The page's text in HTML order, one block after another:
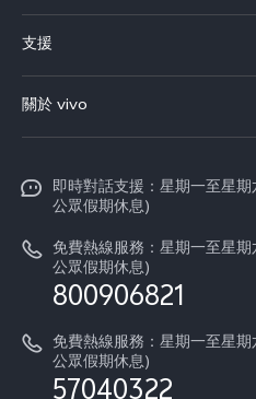
X300
Y21d
V60
支援
服務中心
Funtouch OS
系統升級
零配件價格查詢
IMEI 碼驗證
維修進度
關於 vivo
新聞資訊
vivo工作
法律聲明
關於我們
vivo 私隱中心
即時對話支援：星期一至星
公眾假期休息)
免費熱線服務：星期一至星
公眾假期休息)
800906821
免費熱線服務：星期一至星
公眾假期休息)